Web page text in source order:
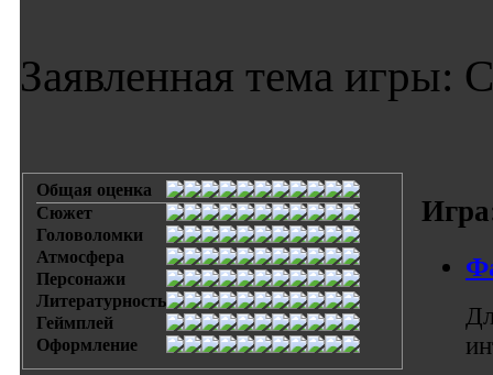
Заявленная тема игры:
Общая оценка
Сюжет
Головоломки
Атмосфера
Персонажи
Литературность
Геймплей
Оформление